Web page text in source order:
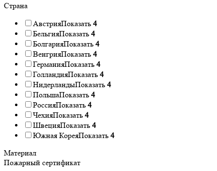
Страна
АвстрияПоказать 4
БельгияПоказать 4
БолгарияПоказать 4
ВенгрияПоказать 4
ГерманияПоказать 4
ГолландияПоказать 4
НидерландыПоказать 4
ПольшаПоказать 4
РоссияПоказать 4
ЧехияПоказать 4
ШвецияПоказать 4
Южная КореяПоказать 4
Материал
Пожарный сертификат